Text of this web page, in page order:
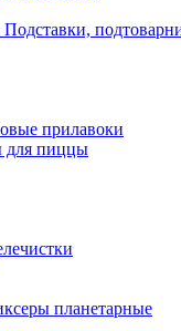
Подставки,
прилавоки
пиццы
планетарные